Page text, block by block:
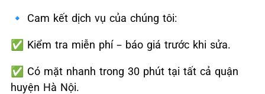
🔹 Cam kết dịch vụ của chúng tôi:
✅ Kiểm tra miễn phí – báo giá trước khi sửa.
✅ Có mặt nhanh trong 30 phút tại tất cả quận
huyện Hà Nội.